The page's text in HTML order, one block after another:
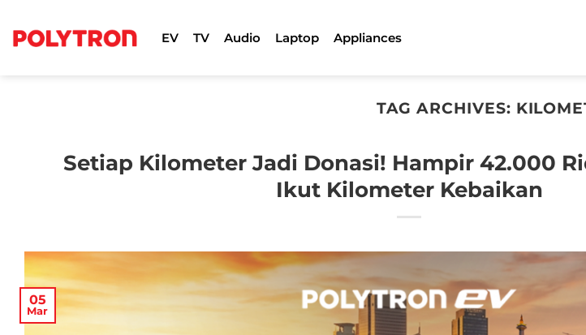
content
EV TV Audio Laptop Appliances
TAG ARCHIVES:
Setiap Kilometer Jadi Donasi! Hampir 42.000
Ikut Kilometer Kebaikan
05
Mar